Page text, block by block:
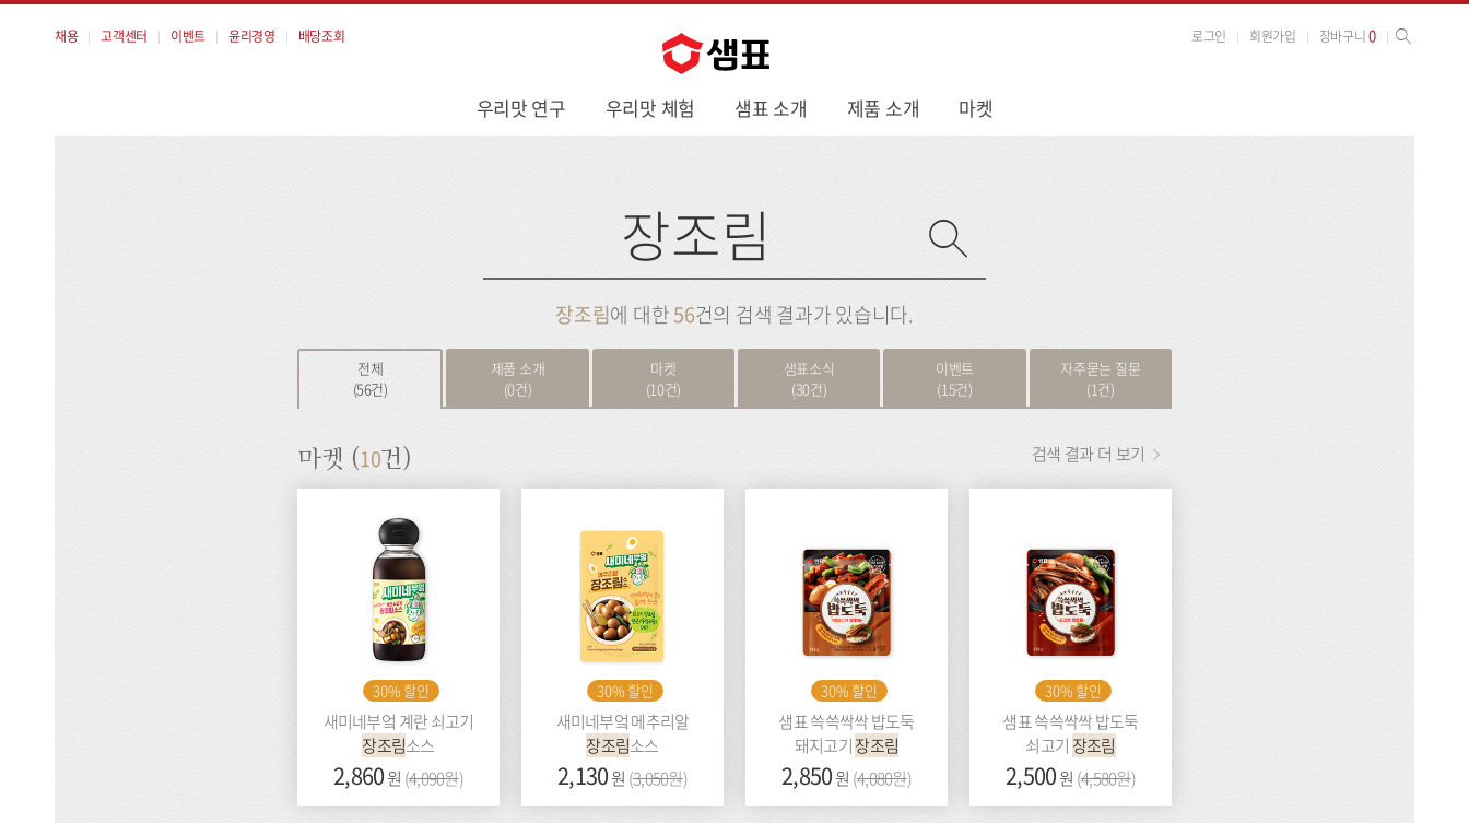
뉴
우리맛 연구 우리맛 체험 샘표 소개 제품 소개 마켓
채용 고객센터 이벤트 윤리경영 배당조회 로그인 회원가입 장바구니0 사이트 검색
검
검
장조림에 대한56건의 검색 결과가 있습니다.
전체
(56건)
제품 소개
(0건)
마켓
(10건)
샘표소식
(30건)
이벤트
(15건)
자주묻는 질문
(1건)
마켓 (10건)
30% 할인
새미네부엌 계란 쇠고기
장조림소스
가
격:
2,860원 (이
전
4,090원)
30% 할인
새미네부엌 메추리알
장조림소스
가
격:
2,130원 (이
전
3,050원)
30% 할인
샘표 쓱쓱싹싹 밥도둑
돼지고기장조림
가
격:
2,850원 (이
전
4,080원)
30% 할인
샘표 쓱쓱싹싹 밥도둑
쇠고기 장조림
가
격:
2,500원 (이
전
4,580원)
검색 결과 더 보기